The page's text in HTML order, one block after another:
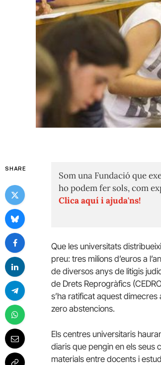
SHARE
Som una Fundació que
ho podem fer sols, com
Clica aquí i ajuda'ns!
Que les universitats
preu: tres milions d’euros a
de diversos anys de litigis
de Drets Reprogràfics
s’ha ratificat aquest dimecres
zero abstencions.
Els centres universitaris
diaris que pengin en els seus
materials entre docents i